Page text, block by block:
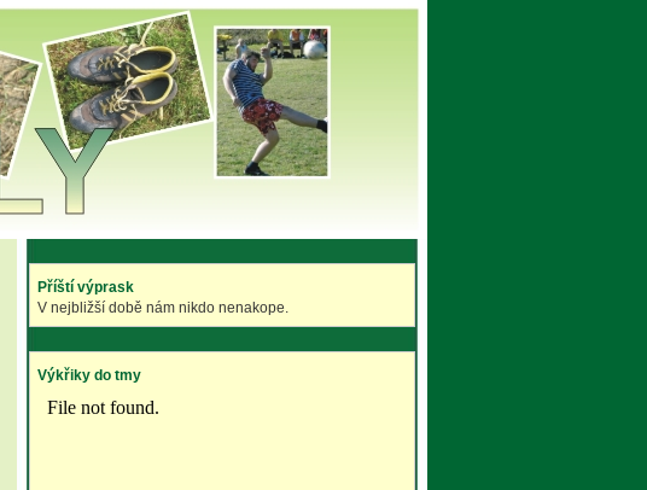
Příští výprask
V nejbližší době nám nikdo nenakope.
Výkřiky do tmy